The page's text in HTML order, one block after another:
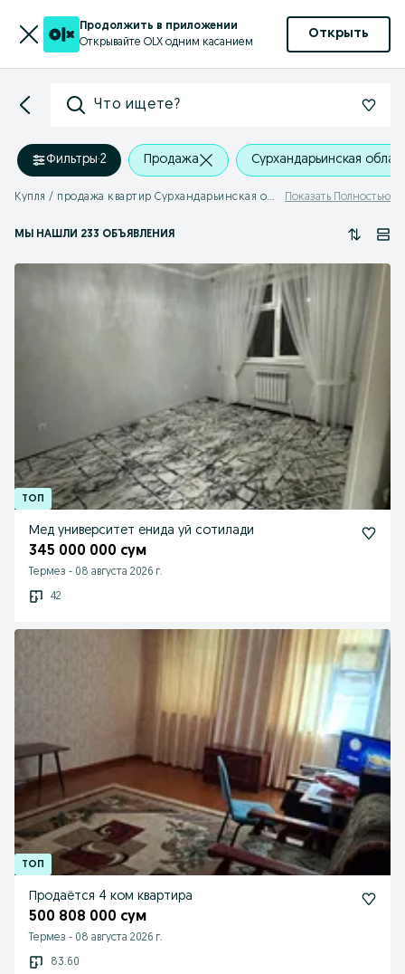
Продолжить в приложении
Открывайте OLX одним касанием
Открыть
Что ищете?
Фильтры·2 Продажа Сурхандарьинская
Купля / продажа квартир Сурхандарьинская область Показать Полностью
МЫ НАШЛИ 233 ОБЪЯВЛЕНИЯ
Мед университет енида уй сотилади
345 000 000 сум
Термез - 08 августа 2026 г.
42
Продаётся 4 ком квартира
500 808 000 сум
Термез - 08 августа 2026 г.
83.60